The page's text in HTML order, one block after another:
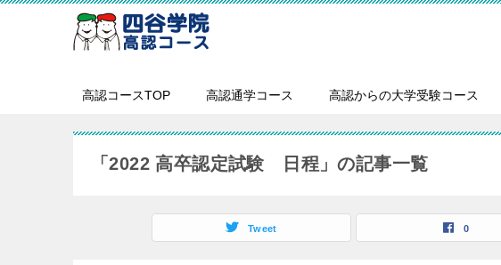
高認コースTOP 高認通学コース 高認からの大学受験コース
「2022 高卒認定試験 日程」の記事一覧
Tweet 0